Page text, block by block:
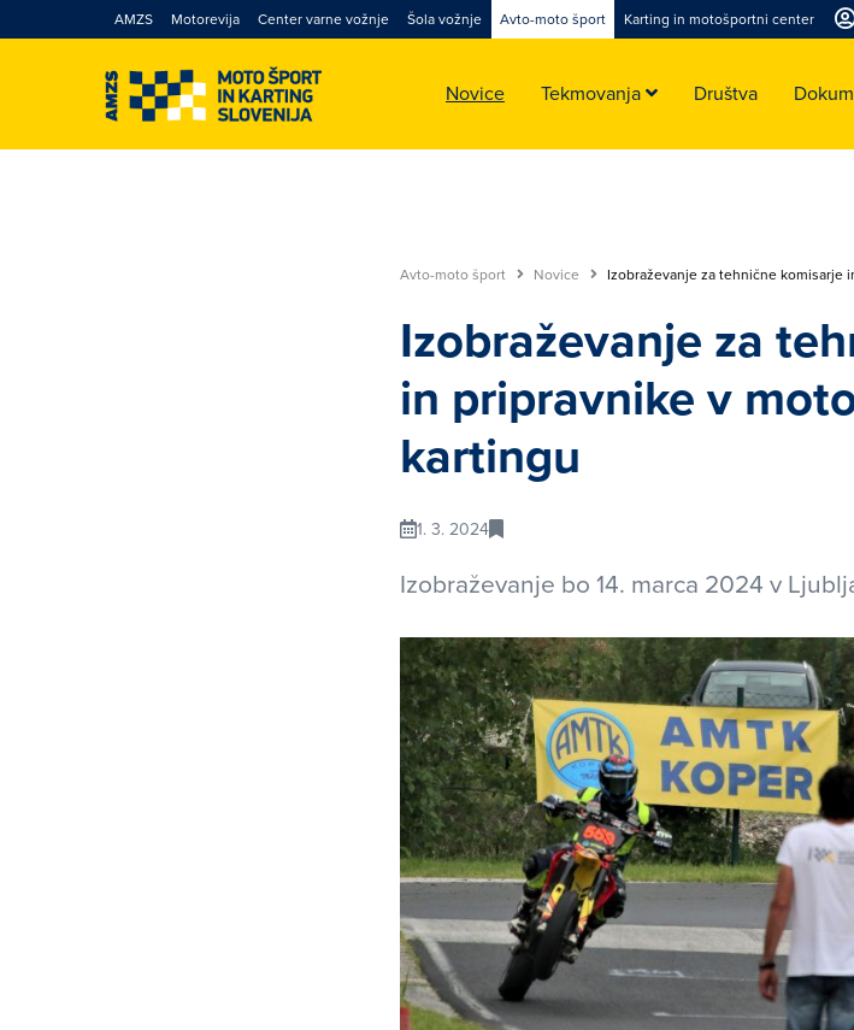
AMZS Motorevija Center varne vožnje Šola vožnje Avto-moto šport Karting in motošportni center
Novice Tekmovanja Društva
Avto-moto šport Novice Izobraževanje za tehnične komisarje
Izobraževanje za
in pripravnike v
kartingu
1. 3. 2024
Izobraževanje bo 14. marca 2024 v